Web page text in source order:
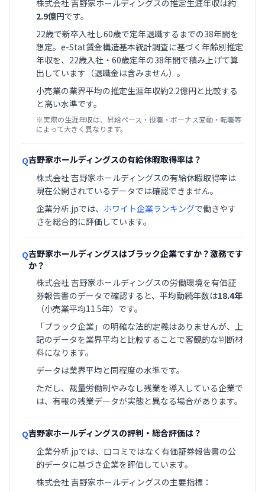
株式会社 吉野家ホールディングスの推定生涯年収は約
2.9億円です。
22歳で新卒入社し60歳で定年退職するまでの38年間を
想定。e-Stat賃金構造基本統計調査に基づく年齢別推定
年収を、22歳入社・60歳定年の38年間で積み上げて算
出しています（退職金は含みません）。
小売業の業界平均の推定生涯年収約2.2億円と比較する
と高い水準です。
※実際の生涯年収は、昇給ペース・役職・ボーナス変動・転職等
によって大きく異なります。
Q吉野家ホールディングスの有給休暇取得率は？
株式会社 吉野家ホールディングスの有給休暇取得率は
現在公開されているデータでは確認できません。
企業分析.jpでは、 ホワイト企業ランキングで働きやす
さを総合的に評価しています。
Q吉野家ホールディングスはブラック企業ですか？激務です
か？
株式会社 吉野家ホールディングスの労働環境を有価証
券報告書のデータで確認すると、平均勤続年数は18.4年
（小売業平均11.5年）です。
「ブラック企業」の明確な法的定義はありませんが、上
記のデータを業界平均と比較することで客観的な判断材
料になります。
データは業界平均と同程度の水準です。
ただし、裁量労働制やみなし残業を導入している企業で
は、有報の残業データが実態と異なる場合があります。
Q吉野家ホールディングスの評判・総合評価は？
企業分析.jpでは、口コミではなく有価証券報告書の公
的データに基づき企業を評価しています。
株式会社 吉野家ホールディングスの主要指標：